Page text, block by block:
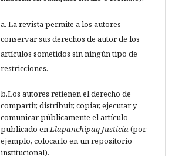
a. La revista permite a los autores
conservar sus derechos de autor de los
artículos sometidos sin ningún tipo de
restricciones.
b.Los autores retienen el derecho de
compartir, distribuir, copiar, ejecutar y
comunicar públicamente el artículo
publicado enLlapanchipaq Justicia(por
ejemplo, colocarlo en un repositorio
institucional).